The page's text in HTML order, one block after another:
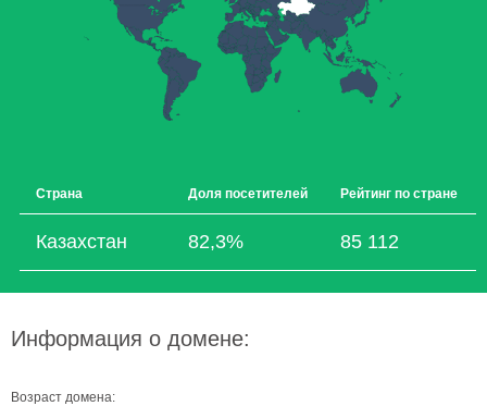
Страна Доля посетителей Рейтинг по стране
Казахстан 82,3% 85 112
Информация о домене:
Возраст домена: